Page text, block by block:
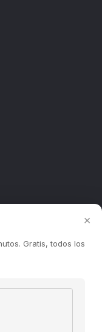
×
Gratis, todos los